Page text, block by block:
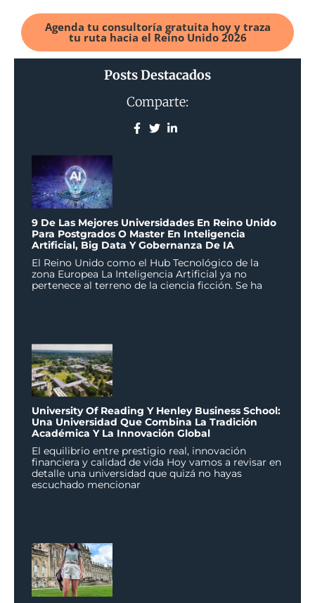
Agenda tu consultoría gratuita hoy y traza
tu ruta hacia el Reino Unido 2026
Posts Destacados
Comparte:
9 De Las Mejores Universidades En Reino Unido
Para Postgrados O Master En Inteligencia
Artificial, Big Data Y Gobernanza De IA
El Reino Unido como el Hub Tecnológico de la
zona Europea La Inteligencia Artificial ya no
pertenece al terreno de la ciencia ficción. Se ha
University Of Reading Y Henley Business School:
Una Universidad Que Combina La Tradición
Académica Y La Innovación Global
El equilibrio entre prestigio real, innovación
financiera y calidad de vida Hoy vamos a revisar en
detalle una universidad que quizá no hayas
escuchado mencionar